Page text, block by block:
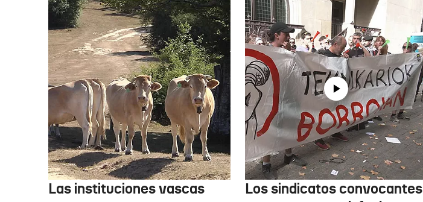
Las instituciones vascas
Los sindicatos convocantes